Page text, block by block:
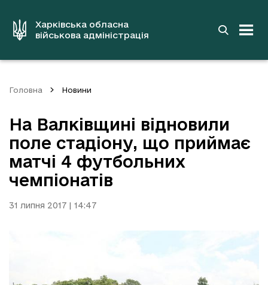
вмістуХарківська обласна
військова адміністрація
Головна Новини
На Валківщині відновили
поле стадіону, що приймає
матчі 4 футбольних
чемпіонатів
31 липня 2017 | 14:47